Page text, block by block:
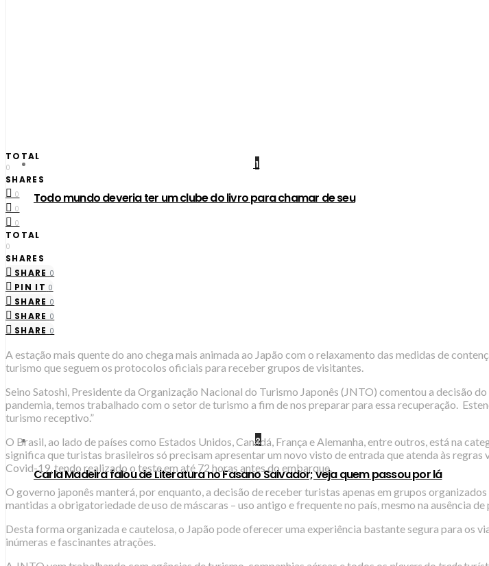
1
Todo mundo deveria ter um clube do livro para chamar de seu
2
Carla Madeira falou de Literatura no Fasano Salvador; veja quem passou por lá
TOTAL
0
SHARES
0
0
0
TOTAL
0
SHARES
SHARE 0
PIN IT 0
SHARE 0
SHARE 0
SHARE 0
A estação mais quente do ano chega mais animada ao Japão com o relaxamento das medidas de
turismo que seguem os protocolos oficiais para receber grupos de visitantes.
Seino Satoshi, Presidente da Organização Nacional do Turismo Japonês (JNTO) comentou a decisão
pandemia, temos trabalhado com o setor de turismo a fim de nos preparar para essa recuperação.
turismo receptivo.”
O Brasil, ao lado de países como Estados Unidos, Canadá, França e Alemanha, entre outros, está na
significa que turistas brasileiros só precisam apresentar um novo visto de entrada que atenda às
Covid-19, tendo realizado o teste em até 72 horas antes do embarque.
O governo japonês manterá, por enquanto, a decisão de receber turistas apenas em grupos
mantidas a obrigatoriedade de uso de máscaras – uso antigo e frequente no país, mesmo na ausência
Desta forma organizada e cautelosa, o Japão pode oferecer uma experiência bastante segura para os
inúmeras e fascinantes atrações.